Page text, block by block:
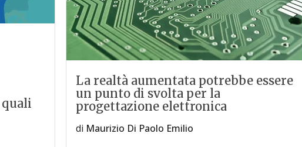
La realtà aumentata potrebbe essere
un punto di svolta per la
progettazione elettronica
di Maurizio Di Paolo Emilio